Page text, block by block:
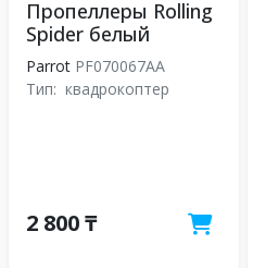
Пропеллеры Rolling
Spider белый
Parrot PF070067AA
Тип: квадрокоптер
2 800 ₸